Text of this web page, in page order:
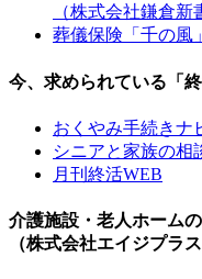
（株式会社鎌倉新
葬儀保険「千の風
今、求められている「
おくやみ手続きナ
シニアと家族の相
月刊終活WEB
介護施設・老人ホーム
（株式会社エイジプラス